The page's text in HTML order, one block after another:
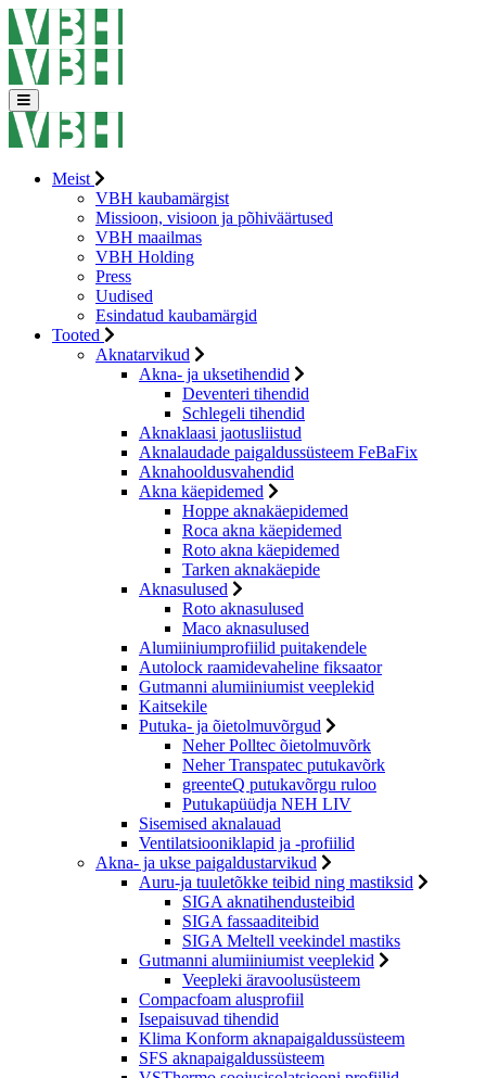
Meist
VBH kaubamärgist
Missioon, visioon ja põhiväärtused
VBH maailmas
VBH Holding
Press
Uudised
Esindatud kaubamärgid
Tooted
Aknatarvikud
Akna- ja uksetihendid
Deventeri tihendid
Schlegeli tihendid
Aknaklaasi jaotusliistud
Aknalaudade paigaldussüsteem FeBaFix
Aknahooldusvahendid
Akna käepidemed
Hoppe aknakäepidemed
Roca akna käepidemed
Roto akna käepidemed
Tarken aknakäepide
Aknasulused
Roto aknasulused
Maco aknasulused
Alumiiniumprofiilid puitakendele
Autolock raamidevaheline fiksaator
Gutmanni alumiiniumist veeplekid
Kaitsekile
Putuka- ja õietolmuvõrgud
Neher Polltec õietolmuvõrk
Neher Transpatec putukavõrk
greenteQ putukavõrgu ruloo
Putukapüüdja NEH LIV
Sisemised aknalauad
Ventilatsiooniklapid ja -profiilid
Akna- ja ukse paigaldustarvikud
Auru-ja tuuletõkke teibid ning mastiksid
SIGA aknatihendusteibid
SIGA fassaaditeibid
SIGA Meltell veekindel mastiks
Gutmanni alumiiniumist veeplekid
Veepleki äravoolusüsteem
Compacfoam alusprofiil
Isepaisuvad tihendid
Klima Konform aknapaigaldussüsteem
SFS aknapaigaldussüsteem